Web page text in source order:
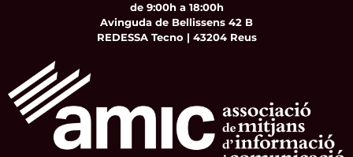
de 9:00h a 18:00h
Avinguda de Bellissens 42 B
REDESSA Tecno | 43204 Reus